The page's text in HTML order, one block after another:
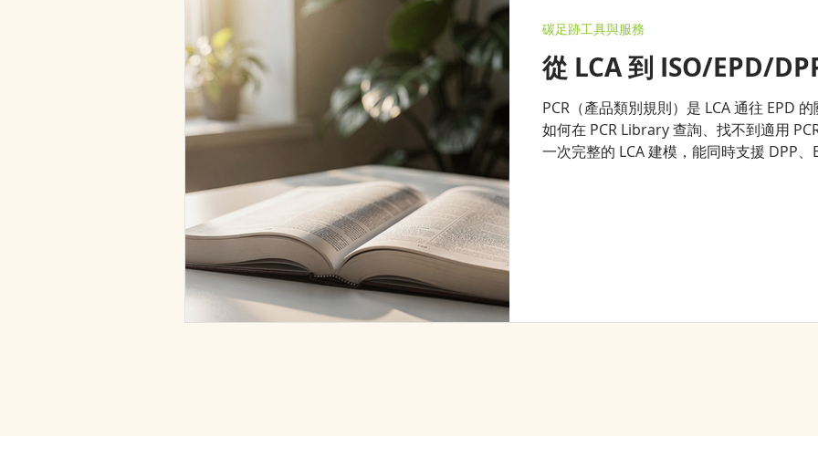
從 LCA 到 ISO/EPD/
PCR（產品類別規則）是 LCA 通往 EPD
如何在 PCR Library 查詢、找不到適用
一次完整的 LCA 建模，能同時支援 DPP
碳足跡工具與服務